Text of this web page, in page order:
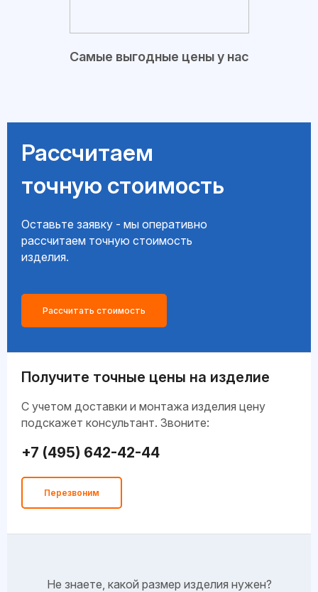
Самые выгодные цены у нас
Рассчитаем
точную стоимость
Оставьте заявку - мы оперативно
рассчитаем точную стоимость
изделия.
Рассчитать стоимость
Получите точные цены на изделие
C учетом доставки и монтажа изделия цену
подскажет консультант. Звоните:
+7 (495) 642-42-44
Перезвоним
Не знаете, какой размер изделия нужен?